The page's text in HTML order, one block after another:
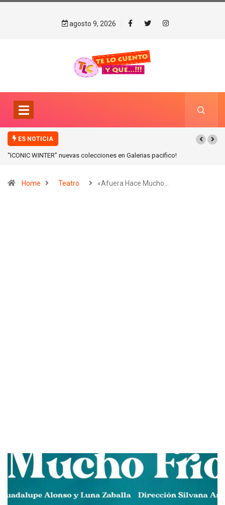
agosto 9, 2026
ES NOTICIA
“ICONIC WINTER” nuevas colecciones en Galerias pacifico!
Home Teatro «Afuera Hace Mucho…